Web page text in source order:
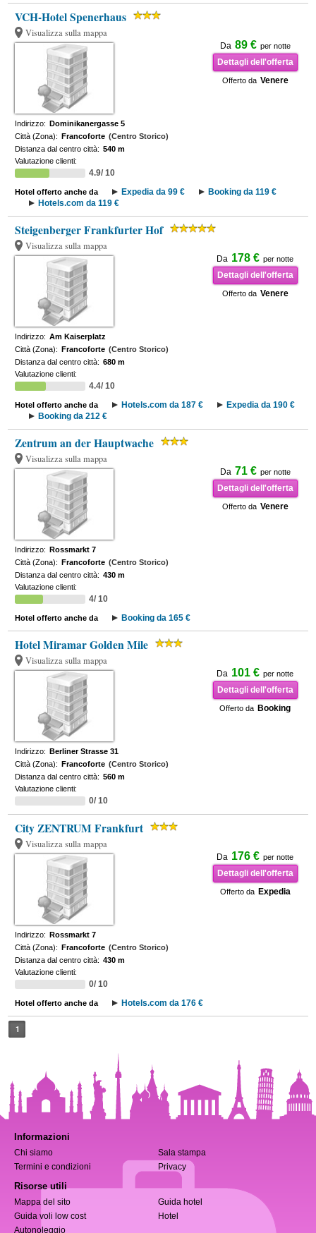
VCH-Hotel Spenerhaus
Visualizza sulla mappa
Da 89 € per notte
Dettagli dell'offerta
Offerto da Venere
Indirizzo: Dominikanergasse 5
Città (Zona): Francoforte (Centro Storico)
Distanza dal centro città: 540 m
Valutazione clienti:
4.9/ 10
Hotel offerto anche da Expedia da 99 €
Booking da 119 €
Hotels.com da 119 €
Steigenberger Frankfurter Hof
Visualizza sulla mappa
Da 178 € per notte
Dettagli dell'offerta
Offerto da Venere
Indirizzo: Am Kaiserplatz
Città (Zona): Francoforte (Centro Storico)
Distanza dal centro città: 680 m
Valutazione clienti:
4.4/ 10
Hotel offerto anche da Hotels.com da 187 €
Expedia da 190 €
Booking da 212 €
Zentrum an der Hauptwache
Visualizza sulla mappa
Da 71 € per notte
Dettagli dell'offerta
Offerto da Venere
Indirizzo: Rossmarkt 7
Città (Zona): Francoforte (Centro Storico)
Distanza dal centro città: 430 m
Valutazione clienti:
4/ 10
Hotel offerto anche da Booking da 165 €
Hotel Miramar Golden Mile
Visualizza sulla mappa
Da 101 € per notte
Dettagli dell'offerta
Offerto da Booking
Indirizzo: Berliner Strasse 31
Città (Zona): Francoforte (Centro Storico)
Distanza dal centro città: 560 m
Valutazione clienti:
0/ 10
City ZENTRUM Frankfurt
Visualizza sulla mappa
Da 176 € per notte
Dettagli dell'offerta
Offerto da Expedia
Indirizzo: Rossmarkt 7
Città (Zona): Francoforte (Centro Storico)
Distanza dal centro città: 430 m
Valutazione clienti:
0/ 10
Hotel offerto anche da Hotels.com da 176 €
1
Informazioni
Chi siamo
Sala stampa
Termini e condizioni
Privacy
Risorse utili
Mappa del sito
Guida hotel
Guida voli low cost
Hotel
Autonoleggio